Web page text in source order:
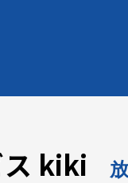
ス kiki